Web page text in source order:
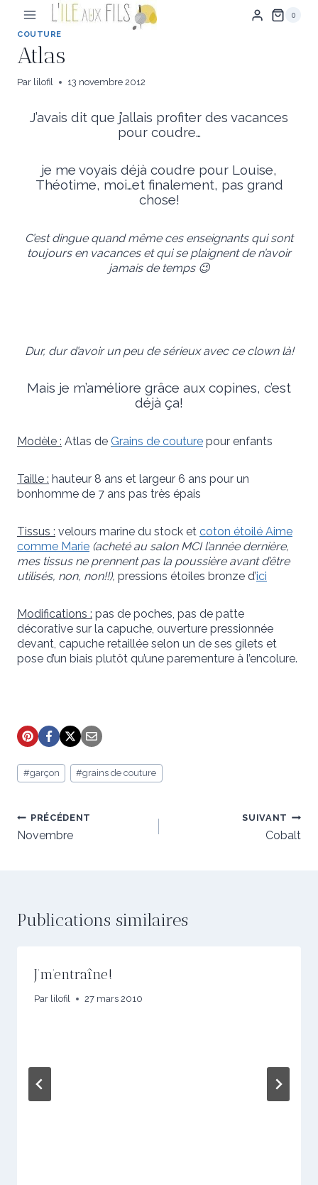
contenu
0
COUTURE
Atlas
Par lilofil 13 novembre 2012
J’avais dit que j’allais profiter des vacances
pour coudre…
je me voyais déjà coudre pour Louise,
Théotime, moi…et finalement, pas grand
chose!
C’est dingue quand même ces enseignants qui sont
toujours en vacances et qui se plaignent de n’avoir
jamais de temps 😉
Dur, dur d’avoir un peu de sérieux avec ce clown là!
Mais je m’améliore grâce aux copines, c’est
déjà ça!
Modèle : Atlas de Grains de couture pour enfants
Taille : hauteur 8 ans et largeur 6 ans pour un
bonhomme de 7 ans pas très épais
Tissus : velours marine du stock et coton étoilé Aime
comme Marie (acheté au salon MCI l’année dernière,
mes tissus ne prennent pas la poussière avant d’être
utilisés, non, non!!), pressions étoiles bronze d’ici
Modifications : pas de poches, pas de patte
décorative sur la capuche, ouverture pressionnée
devant, capuche retaillée selon un de ses gilets et
pose d’un biais plutôt qu’une parementure à l’encolure.
Étiquettes
de
#garçon #grains de couture
Navigation
de
PRÉCÉDENT
Novembre
SUIVANT
Cobalt
Publications similaires
J’m’entraîne!
Par lilofil 27 mars 2010